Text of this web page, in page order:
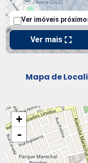
Mapa de